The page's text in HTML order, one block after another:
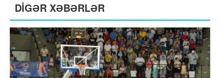
DİGƏR XƏBƏRLƏR